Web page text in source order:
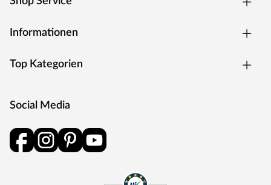
Informationen
Top Kategorien
Social Media